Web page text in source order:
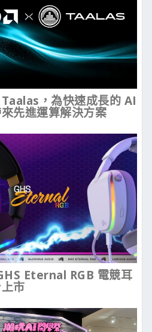
，為快速成長的 AI
先進運算解決方案
Eternal RGB 電競耳
市